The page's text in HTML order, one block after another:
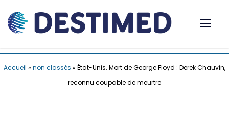
Accueil » non classés » État-Unis. Mort de George Floyd : Derek Chauvin,
reconnu coupable de meurtre